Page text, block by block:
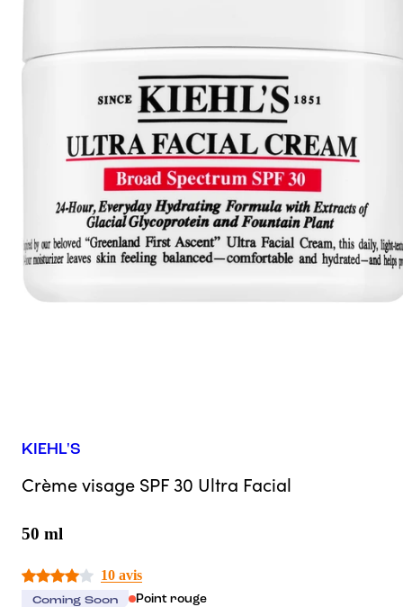
KIEHL'S
Crème visage SPF 30 Ultra Facial
50 ml
10 avis
Coming Soon Point rouge